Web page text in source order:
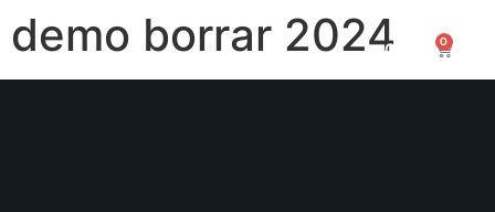
0,00 0
demo borrar 2024